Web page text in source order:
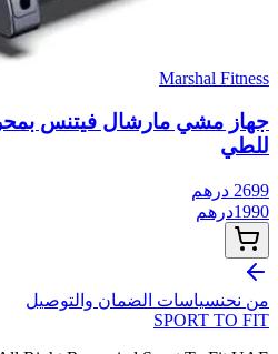
Marshal Fitness
للطي
2699 درهم
1990درهم
من نحنسياسات الضمان والتوصيل
SPORT TO FIT